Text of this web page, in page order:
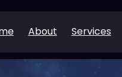
About Services